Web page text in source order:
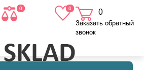
0 0 0
в корзине
Заказать обратный
звонок